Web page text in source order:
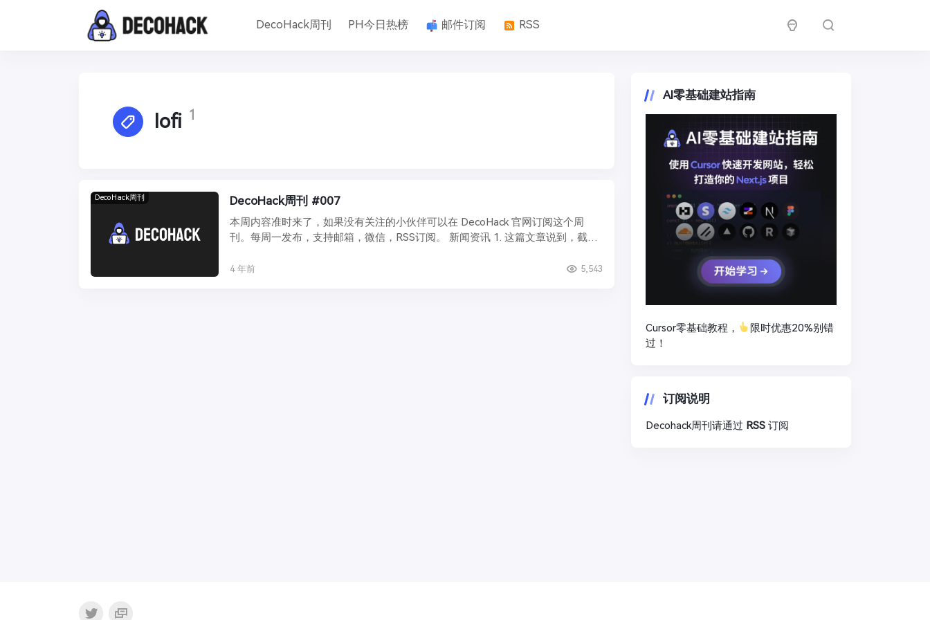
DecoHack周刊 PH今日热榜 邮件订阅 RSS
lofi 1
DecoHack周刊 DecoHack周刊 #007
本周内容准时来了，如果没有关注的小伙伴可以在 DecoHack 官网订阅这个周
刊。每周一发布，支持邮箱，微信，RSS订阅。 新闻资讯 1. 这篇文章说到，截止
4 年前 5,543
AI零基础建站指南
Cursor零基础教程，
限时优惠20%别错
过！
订阅说明
Decohack周刊请通过 RSS 订阅